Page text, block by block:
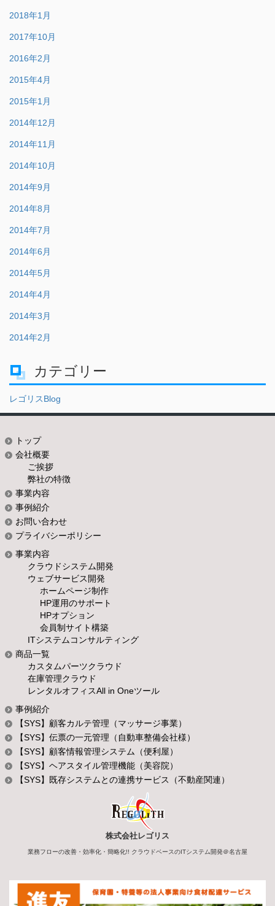
2018年1月
2017年10月
2016年2月
2015年4月
2015年1月
2014年12月
2014年11月
2014年10月
2014年9月
2014年8月
2014年7月
2014年6月
2014年5月
2014年4月
2014年3月
2014年2月
カテゴリー
レゴリスBlog
トップ
会社概要
ご挨拶
弊社の特徴
事業内容
事例紹介
お問い合わせ
プライバシーポリシー
事業内容
クラウドシステム開発
ウェブサービス開発
ホームページ制作
HP運用のサポート
HPオプション
会員制サイト構築
ITシステムコンサルティング
商品一覧
カスタムパーツクラウド
在庫管理クラウド
レンタルオフィスAll in Oneツール
事例紹介
【SYS】顧客カルテ管理（マッサージ事業）
【SYS】伝票の一元管理（自動車整備会社様）
【SYS】顧客情報管理システム（便利屋）
【SYS】ヘアスタイル管理機能（美容院）
【SYS】既存システムとの連携サービス（不動産関連）
株式会社レゴリス
業務フローの改善・効率化・簡略化!! クラウドベースのITシステム開発＠名古屋